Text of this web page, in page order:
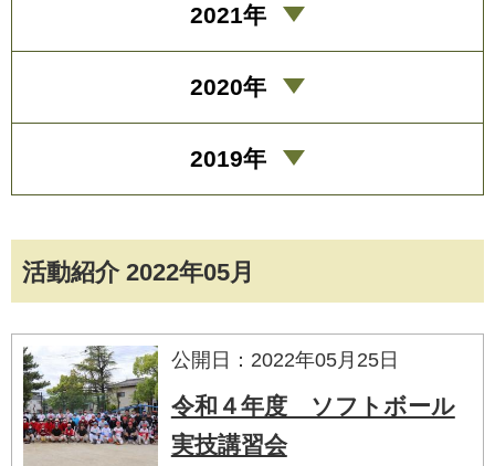
活動紹介 2022年05月
公開日：2022年05月25日
令和４年度 ソフトボール
実技講習会
2021年
2020年
2019年